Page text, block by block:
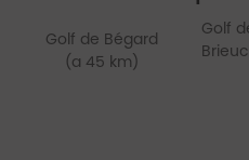
Golf de Bégard
(a 45 km)
Golf